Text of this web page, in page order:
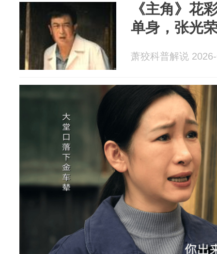
《主角》花
单身，张光
萧狡科普解说